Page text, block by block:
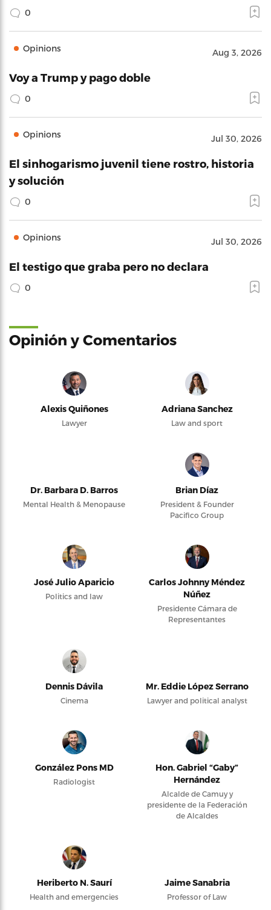
0
Opinions Aug 3, 2026
Voy a Trump y pago doble
0
Opinions Jul 30, 2026
El sinhogarismo juvenil tiene rostro, historia
y solución
0
Opinions Jul 30, 2026
El testigo que graba pero no declara
0
Opinión y Comentarios
Alexis Quiñones
Lawyer
Adriana Sanchez
Law and sport
Dr. Barbara D. Barros
Mental Health & Menopause
Brian Díaz
President & Founder
Pacifico Group
José Julio Aparicio
Politics and law
Carlos Johnny Méndez
Núñez
Presidente Cámara de
Representantes
Dennis Dávila
Cinema
Mr. Eddie López Serrano
Lawyer and political analyst
González Pons MD
Radiologist
Hon. Gabriel “Gaby”
Hernández
Alcalde de Camuy y
presidente de la Federación
de Alcaldes
Heriberto N. Saurí
Health and emergencies
Jaime Sanabria
Professor of Law